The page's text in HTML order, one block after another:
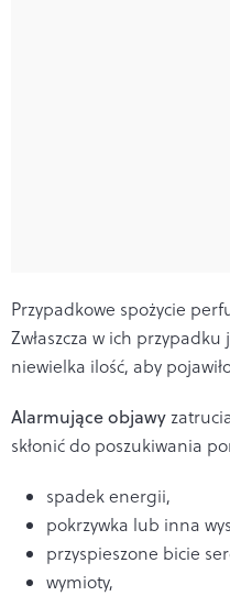
Przypadkowe spożycie
Zwłaszcza w ich
niewielka ilość, aby
Alarmujące objawy
skłonić do poszukiwania
spadek energii,
pokrzywka lub inna
przyspieszone bicie
wymioty,